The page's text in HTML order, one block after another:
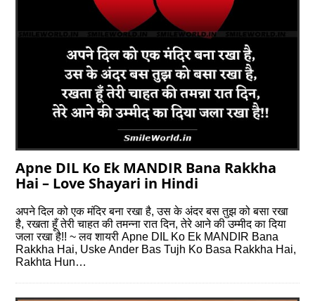
Apne DIL Ko Ek MANDIR Bana Rakkha
Hai – Love Shayari in Hindi
अपने दिल को एक मंदिर बना रखा है, उस के अंदर बस तुझ को बसा रखा
है, रखता हूँ तेरी चाहत की तमन्ना रात दिन, तेरे आने की उम्मीद का दिया
जला रखा है!! ~ लव शायरी Apne DIL Ko Ek MANDIR Bana
Rakkha Hai, Uske Ander Bas Tujh Ko Basa Rakkha Hai,
Rakhta Hun…